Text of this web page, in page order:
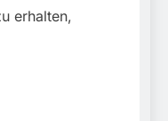
erhalten,